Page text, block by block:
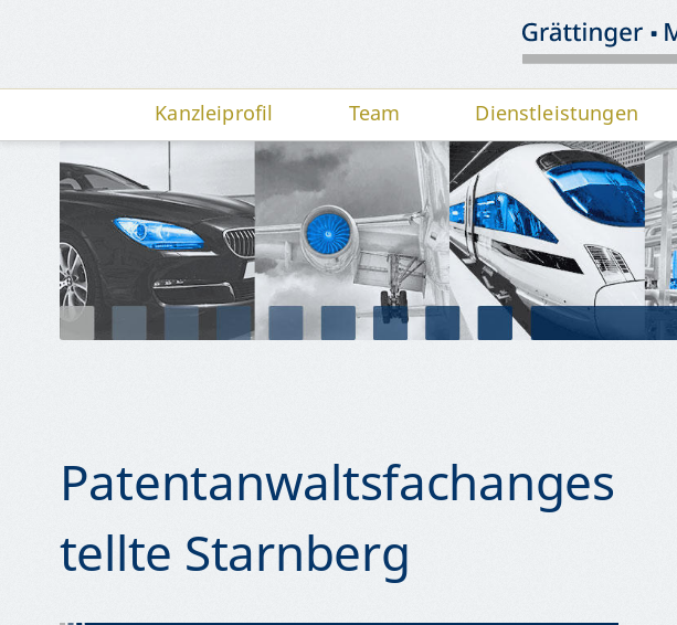
Patentanwaltsfachanges
tellte Starnberg
Kanzleiprofil Team Dienstleistungen